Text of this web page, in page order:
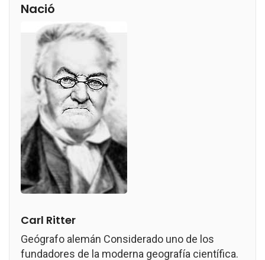
Nació
Carl Ritter
Geógrafo alemán Considerado uno de los
fundadores de la moderna geografía científica.